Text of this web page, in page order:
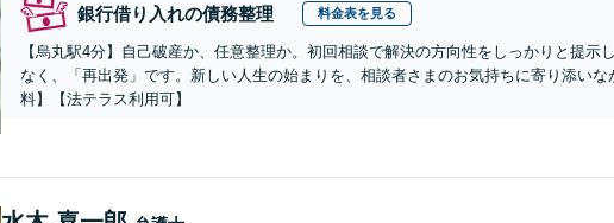
銀行借り入れの債務整理 料金表を見る
【烏丸駅4分】自己破産か、任意整理か。初回相談で解決の方向性をしっかりと提示
なく、「再出発」です。新しい人生の始まりを、相談者さまのお気持ちに寄り添い
料】【法テラス利用可】